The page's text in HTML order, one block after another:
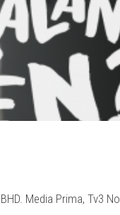
Media Prima, Tv3